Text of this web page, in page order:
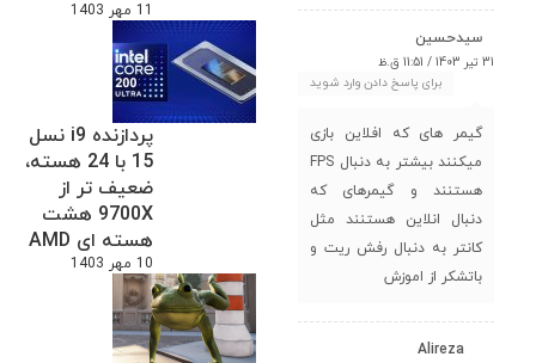
11 مهر 1403
پردازنده i9 نسل
15 با 24 هسته،
ضعیف تر از
9700X هشت
هسته ای AMD
10 مهر 1403
سیدحسین
31 تیر 1403 / 11:51 ق.ظ
برای پاسخ دادن وارد شوید
گیمر های که افلاین بازی
میکنند بیشتر به دنبال FPS
هستنند و گیمرهای که
دنبال انلاین هستنند مثل
کانتر به دنبال رفش ریت و
باتشکر از اموزش
Alireza